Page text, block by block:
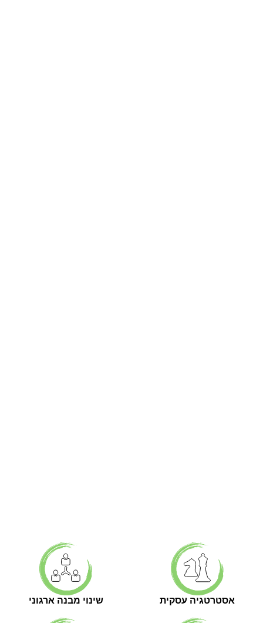
אסטרטגיה עסקית שינוי מבנה ארגוני